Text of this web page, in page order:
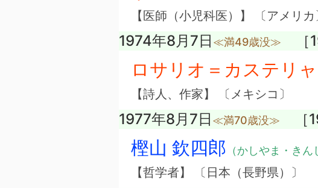
【医師（小児科医）】 〔アメリカ
1974年8月7日 ≪満49歳没≫ ［
ロサリオ＝カステリ
【詩人、作家】 〔メキシコ〕
1977年8月7日 ≪満70歳没≫ ［
樫山 欽四郎 （かしやま・きん
【哲学者】 〔日本（長野県）〕